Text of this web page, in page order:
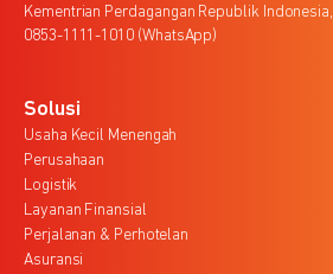
Kementrian Perdagangan Republik Indonesia,
0853-1111-1010 (WhatsApp)
Solusi
Usaha Kecil Menengah
Perusahaan
Logistik
Layanan Finansial
Perjalanan & Perhotelan
Asuransi